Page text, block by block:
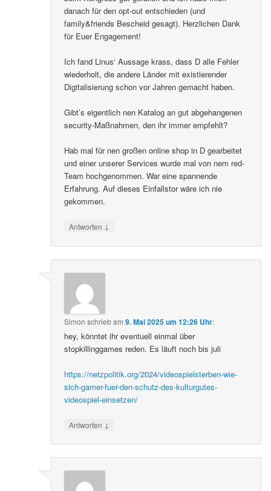
danach für den opt-out entschieden (und
family&friends Bescheid gesagt). Herzlichen Dank
für Euer Engagement!
Ich fand Linus‘ Aussage krass, dass D alle Fehler
wiederholt, die andere Länder mit existierender
Digitalisierung schon vor Jahren gemacht haben.
Gibt’s eigentlich nen Katalog an gut abgehangenen
security-Maßnahmen, den ihr immer empfehlt?
Hab mal für nen großen online shop in D gearbeitet
und einer unserer Services wurde mal von nem red-
Team hochgenommen. War eine spannende
Erfahrung. Auf dieses Einfallstor wäre ich nie
gekommen.
Antworten ↓
Simon schriebam9. Mai 2025 um 12:26 Uhr:
hey, könntet ihr eventuell einmal über
stopkillinggames reden. Es läuft noch bis juli
https://netzpolitik.org/2024/videospielsterben-wie-
sich-gamer-fuer-den-schutz-des-kulturgutes-
videospiel-einsetzen/
Antworten ↓